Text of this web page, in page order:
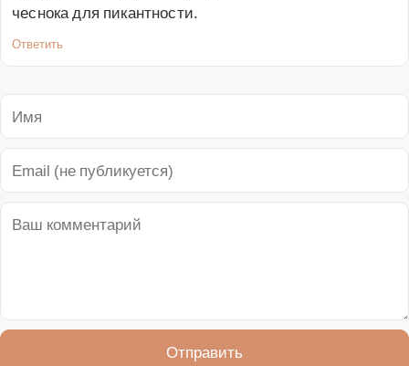
чеснока для пикантности.
Ответить
Отправить